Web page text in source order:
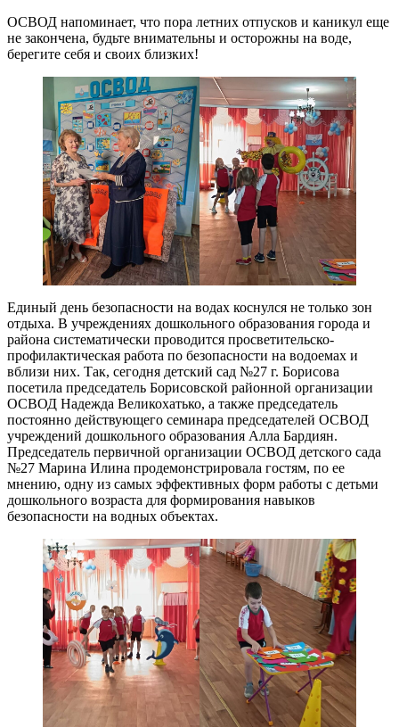
ОСВОД напоминает, что пора летних отпусков и каникул еще
не закончена, будьте внимательны и осторожны на воде,
берегите себя и своих близких!
Единый день безопасности на водах коснулся не только зон
отдыха. В учреждениях дошкольного образования города и
района систематически проводится просветительско-
профилактическая работа по безопасности на водоемах и
вблизи них. Так, сегодня детский сад №27 г. Борисова
посетила председатель Борисовской районной организации
ОСВОД Надежда Великохатько, а также председатель
постоянно действующего семинара председателей ОСВОД
учреждений дошкольного образования Алла Бардиян.
Председатель первичной организации ОСВОД детского сада
№27 Марина Илина продемонстрировала гостям, по ее
мнению, одну из самых эффективных форм работы с детьми
дошкольного возраста для формирования навыков
безопасности на водных объектах.